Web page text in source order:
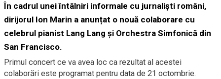
În cadrul unei întâlniri informale cu jurnaliști români,
dirijorul Ion Marin a anunțat o nouă colaborare cu
celebrul pianist Lang Lang și Orchestra Simfonică din
San Francisco.
Primul concert ce va avea loc ca rezultat al acestei
colaborări este programat pentru data de 21 octombrie.